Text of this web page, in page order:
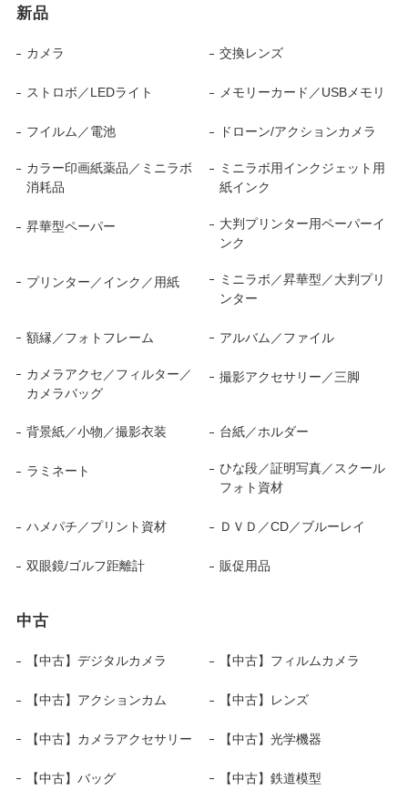
新品
カメラ 交換レンズ
ストロボ／LEDライト メモリーカード／USBメモリ
フイルム／電池 ドローン/アクションカメラ
カラー印画紙薬品／ミニラボ
消耗品
ミニラボ用インクジェット用
紙インク
昇華型ペーパー
大判プリンター用ペーパーイ
ンク
プリンター／インク／用紙
ミニラボ／昇華型／大判プリ
ンター
額縁／フォトフレーム アルバム／ファイル
カメラアクセ／フィルター／
カメラバッグ
撮影アクセサリー／三脚
背景紙／小物／撮影衣装 台紙／ホルダー
ラミネート
ひな段／証明写真／スクール
フォト資材
ハメパチ／プリント資材 ＤＶＤ／CD／ブルーレイ
双眼鏡/ゴルフ距離計 販促用品
中古
【中古】デジタルカメラ 【中古】フィルムカメラ
【中古】アクションカム 【中古】レンズ
【中古】カメラアクセサリー 【中古】光学機器
【中古】バッグ 【中古】鉄道模型